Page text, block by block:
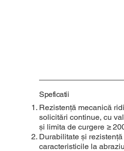
Speficatii
Rezistență mecanică
solicitări continue, cu
și limita de curgere ≥
Durabilitate și
caracteristicile la